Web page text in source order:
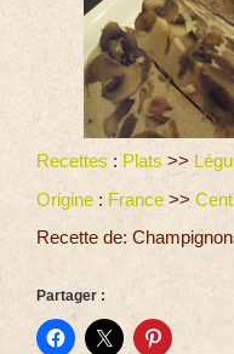
Recettes : Plats >>
Origine : France >>
Recette de:
Partager :